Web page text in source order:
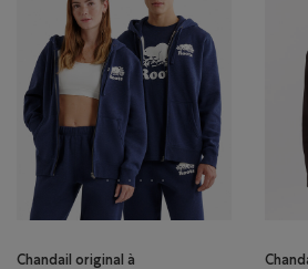
Chandail original à